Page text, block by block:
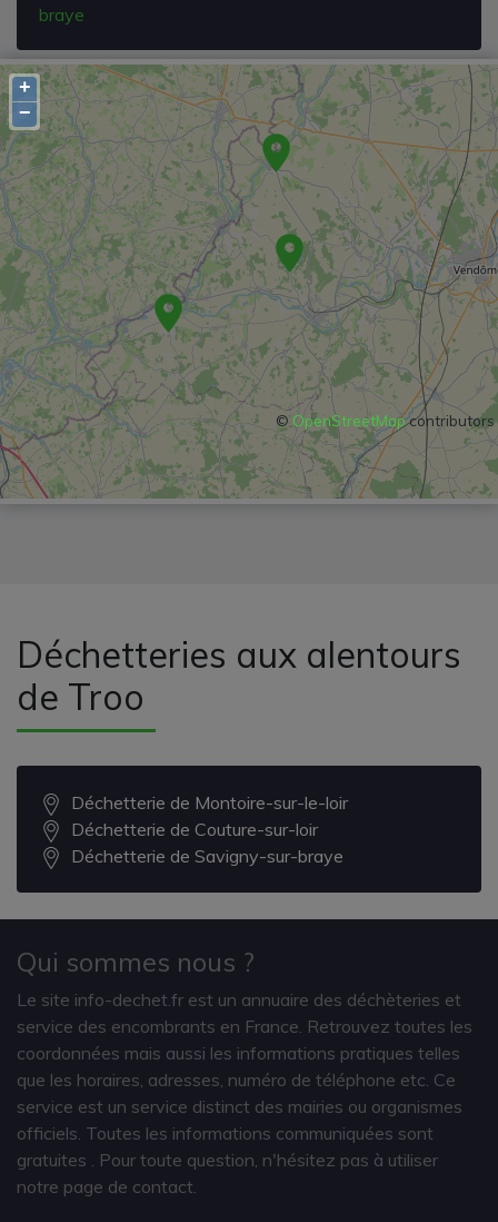
braye
+
−
©OpenStreetMapcontributors
Déchetteries aux alentours
de Troo
Déchetterie de Montoire-sur-le-loir
Déchetterie de Couture-sur-loir
Déchetterie de Savigny-sur-braye
Qui sommes nous ?
Le site info-dechet.fr est un annuaire des déchèteries et
service des encombrants en France. Retrouvez toutes les
coordonnées mais aussi les informations pratiques telles
que les horaires, adresses, numéro de téléphone etc. Ce
service est un service distinct des mairies ou organismes
officiels. Toutes les informations communiquées sont
gratuites
. Pour toute question, n'hésitez pas à utiliser
notre page de contact.